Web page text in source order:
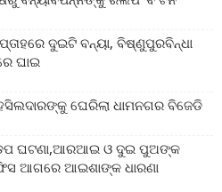
ଦୁଇଟି ବନ୍ୟା, ବିଷ୍ଣୁପୁରବିନ୍ଧା
ଘାଇ
ଘେରିଲା ଧାମନଗର ବିଜେଡି
ଘଟଣା,ଆରଆଇ ଓ ଦୁଇ ପୁଅଙ୍କ
ଆଗରେ ଆଇଶାଙ୍କ ଧାରଣା